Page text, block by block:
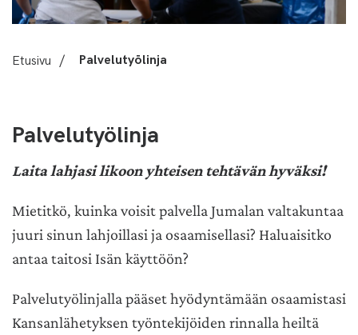
Etusivu / Palvelutyölinja
Palvelutyölinja
Laita lahjasi likoon yhteisen tehtävän hyväksi!
Mietitkö, kuinka voisit palvella Jumalan valtakuntaa
juuri sinun lahjoillasi ja osaamisellasi? Haluaisitko
antaa taitosi Isän käyttöön?
Palvelutyölinjalla pääset hyödyntämään osaamistasi
Kansanlähetyksen työntekijöiden rinnalla heiltä